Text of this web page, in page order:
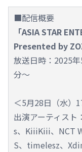
■配信概要
「ASIA STAR
Presented by
放送日時：2025
分～
＜5月28日（水）
出演アーティスト
s、KiiiKiii、NCT
S、timelesz、